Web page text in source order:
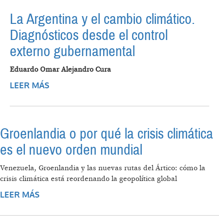
La Argentina y el cambio climático.
Diagnósticos desde el control
externo gubernamental
Eduardo Omar Alejandro Cura
LEER MÁS
CONTROL EXTERNO GUBERNAMENTAL
Groenlandia o por qué la crisis climática
es el nuevo orden mundial
Venezuela, Groenlandia y las nuevas rutas del Ártico: cómo la
crisis climática está reordenando la geopolítica global
LEER MÁS